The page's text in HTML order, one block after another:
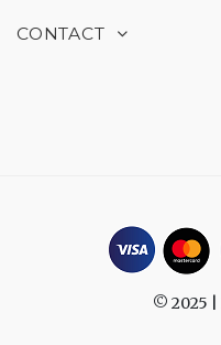
CONTACT
© 2025 |